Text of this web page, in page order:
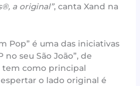
a original”, canta Xand na
Pop” é uma das iniciativas
seu São João”, de
tem como principal
o lado original é